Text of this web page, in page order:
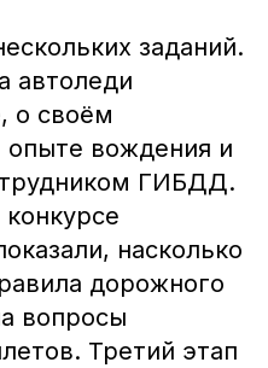
заданий.
автоледи
о своём
вождения и
ГИБДД.
насколько
дорожного
вопросы
Третий этап